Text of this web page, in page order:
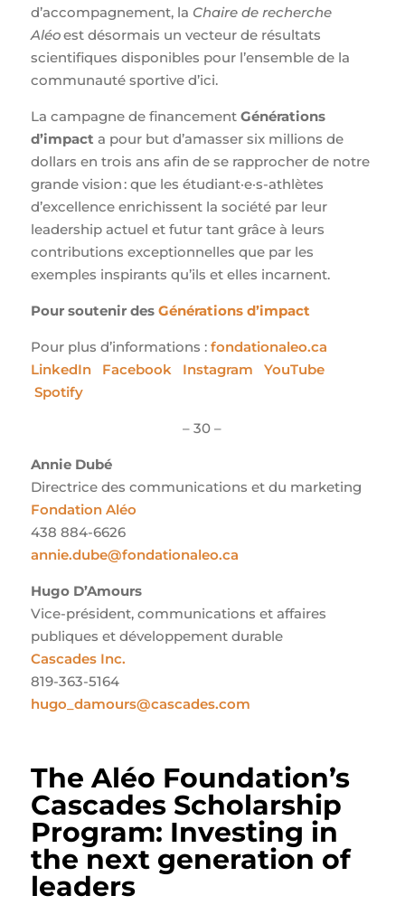
d’accompagnement, la Chaire de recherche
Aléoest désormais un vecteur de résultats
scientifiques disponibles pour l’ensemble de la
communauté sportive d’ici.
La campagne de financement Générations
d’impact a pour but d’amasser six millions de
dollars en trois ans afin de se rapprocher de notre
grande vision : que les étudiant·e·s-athlètes
d’excellence enrichissent la société par leur
leadership actuel et futur tant grâce à leurs
contributions exceptionnelles que par les
exemples inspirants qu’ils et elles incarnent.
Pour soutenir des Générations d’impact
Pour plus d’informations : fondationaleo.ca
LinkedIn
Facebook Instagram
YouTube
Spotify
– 30 –
Annie Dubé
Directrice des communications et du marketing
Fondation Aléo
438 884-6626
annie.dube@fondationaleo.ca
Hugo D’Amours
Vice-président, communications et affaires
publiques et développement durable
Cascades Inc.
819-363-5164
hugo_damours@cascades.com
The Aléo Foundation’s
Cascades Scholarship
Program: Investing in
the next generation of
leaders